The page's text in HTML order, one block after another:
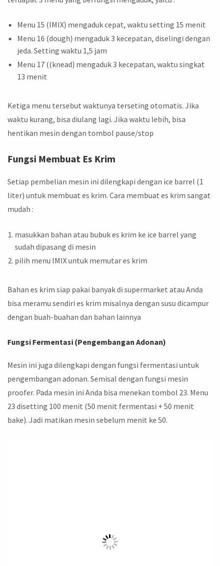
Menu 15 (IMIX) mengaduk cepat, waktu setting 15 menit
Menu 16 (dough) mengaduk 3 kecepatan, diselingi dengan
jeda. Setting waktu 1,5 jam
Menu 17 ((knead) mengaduk 3 kecepatan, waktu singkat
13 menit
Ketiga menu tersebut waktunya terseting otomatis. Jika
waktu kurang, bisa diulang lagi. Jika waktu lebih, bisa
hentikan mesin dengan tombol pause/stop
Fungsi Membuat Es Krim
Setiap pembelian mesin ini dilengkapi dengan ice barrel (1
liter) untuk membuat es krim. Cara membuat es krim sangat
mudah :
masukkan bahan atau bubuk es krim ke ice barrel yang
sudah dipasang di mesin
pilih menu IMIX untuk memutar es krim
Bahan es krim siap pakai banyak di supermarket atau Anda
bisa meramu sendiri es krim misalnya dengan susu dicampur
dengan buah-buahan dan bahan lainnya
Fungsi Fermentasi (Pengembangan Adonan)
Mesin ini juga dilengkapi dengan fungsi fermentasi untuk
pengembangan adonan. Semisal dengan fungsi mesin
proofer. Pada mesin ini Anda bisa menekan tombol 23. Menu
23 disetting 100 menit (50 menit fermentasi + 50 menit
bake). Jadi matikan mesin sebelum menit ke 50.